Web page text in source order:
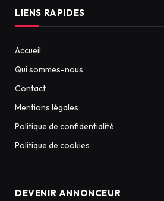
LIENS RAPIDES
Accueil
Qui sommes-nous
Contact
Mentions légales
Politique de confidentialité
Politique de cookies
DEVENIR ANNONCEUR